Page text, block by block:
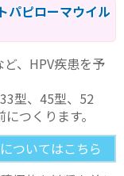
パピローマウイル
、HPV疾患を予
型、45型、52
つくります。
ついてはこちら